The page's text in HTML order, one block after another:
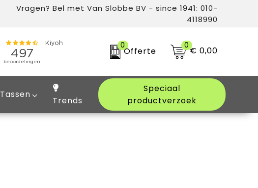
Vragen? Bel met Van Slobbe BV - since 1941: 010-
4118990
0
Offerte
0€ 0,00
Tassen
Trends
Speciaal
productverzoek